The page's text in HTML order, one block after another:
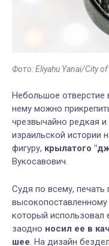
Фото: Eliyahu Yanai/City
Небольшое отверстие
нему можно
чрезвычайно редкая
израильской истории
фигуру, крылатого
Вукосавович.
Судя по всему,
который использовал
заодно носил ее в
шее. На дизайн